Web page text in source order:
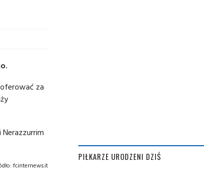
za
fcinternews.it
PIŁKARZE URODZENI DZIŚ